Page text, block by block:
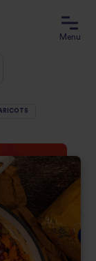
Menu